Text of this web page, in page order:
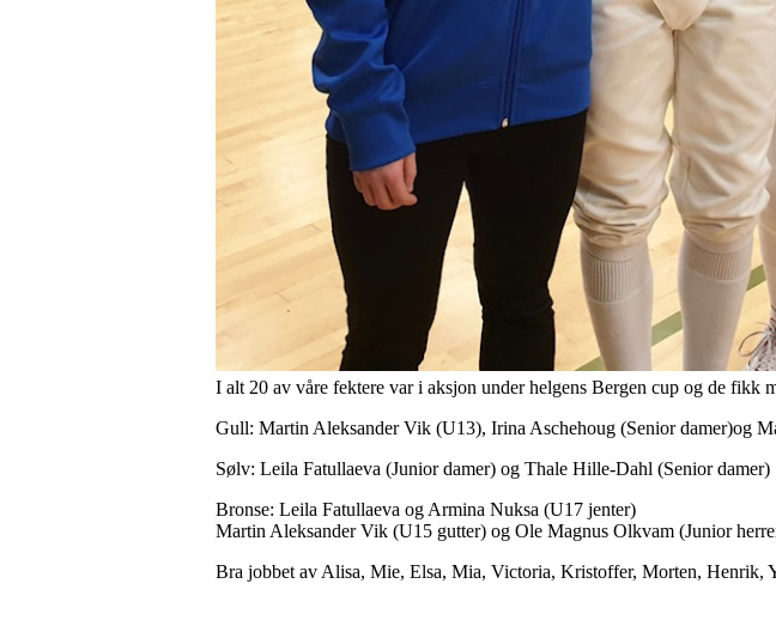
I alt 20 av våre fektere var i aksjon under helgens Bergen cup og de fikk
Gull: Martin Aleksander Vik (U13), Irina Aschehoug (Senior damer)og
Sølv: Leila Fatullaeva (Junior damer) og Thale Hille-Dahl (Senior damer)
Bronse: Leila Fatullaeva og Armina Nuksa (U17 jenter)
Martin Aleksander Vik (U15 gutter) og Ole Magnus Olkvam (Junior
Bra jobbet av Alisa, Mie, Elsa, Mia, Victoria, Kristoffer, Morten, Henrik,